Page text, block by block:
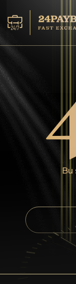
Servisler
Rezervler
Ortaklara
Geri
Kurallar
AML/
Gizlilik
Kişiler
Bu